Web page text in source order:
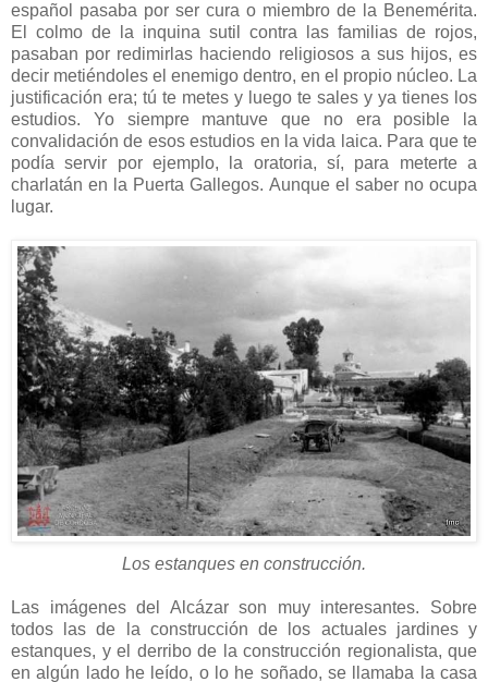
español pasaba por ser cura o miembro de la Benemérita.
El colmo de la inquina sutil contra las familias de rojos,
pasaban por redimirlas haciendo religiosos a sus hijos, es
decir metiéndoles el enemigo dentro, en el propio núcleo. La
justificación era; tú te metes y luego te sales y ya tienes los
estudios. Yo siempre mantuve que no era posible la
convalidación de esos estudios en la vida laica. Para que te
podía servir por ejemplo, la oratoria, sí, para meterte a
charlatán en la Puerta Gallegos. Aunque el saber no ocupa
lugar.
Los estanques en construcción.
Las imágenes del Alcázar son muy interesantes. Sobre
todos las de la construcción de los actuales jardines y
estanques, y el derribo de la construcción regionalista, que
en algún lado he leído, o lo he soñado, se llamaba la casa